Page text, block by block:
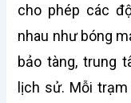
cho phép các
nhau như bóng
bảo tàng, trung
lịch sử. Mỗi